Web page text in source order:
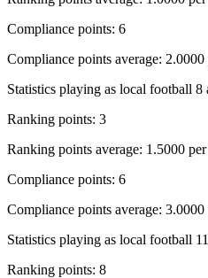
Compliance points: 6
Compliance points average:
Statistics playing as local football 8
Ranking points: 3
Ranking points average: 1.5000
Compliance points: 6
Compliance points average:
Statistics playing as local football
Ranking points: 8